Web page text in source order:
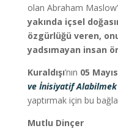
olan Abraham
yakında içsel
özgürlüğü veren,
yadsımayan insan
Kuraldışı’nın 05 Mayıs
ve İnisiyatif Alabilmek
yaptırmak için bu
Mutlu Dinçer